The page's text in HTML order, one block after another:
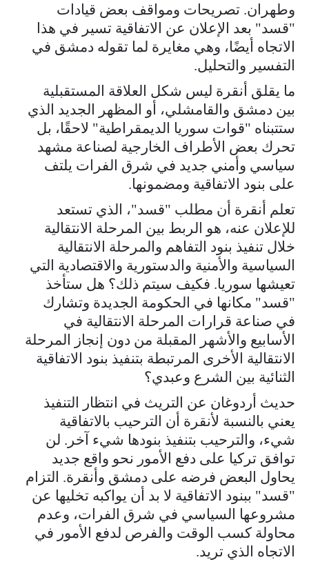
وطهران. تصريحات ومواقف بعض قيادات
"قسد" بعد الإعلان عن الاتفاقية تسير في هذا
الاتجاه أيضًا، وهي مغايرة لما تقوله دمشق في
التفسير والتحليل.
ما يقلق أنقرة ليس شكل العلاقة المستقبلية
بين دمشق والقامشلي، أو المظهر الجديد الذي
ستتبناه "قوات سوريا الديمقراطية" لاحقًا، بل
تحرك بعض الأطراف الخارجية لصناعة مشهد
سياسي وأمني جديد في شرق الفرات يلتف
على بنود الاتفاقية ومضمونها.
تعلم أنقرة أن مطلب "قسد"، الذي تستعد
للإعلان عنه، هو الربط بين المرحلة الانتقالية
خلال تنفيذ بنود التفاهم والمرحلة الانتقالية
السياسية والأمنية والدستورية والاقتصادية التي
تعيشها سوريا. فكيف سيتم ذلك؟ هل ستأخذ
"قسد" مكانها في الحكومة الجديدة وتشارك
في صناعة قرارات المرحلة الانتقالية في
الأسابيع والأشهر المقبلة من دون إنجاز المرحلة
الانتقالية الأخرى المرتبطة بتنفيذ بنود الاتفاقية
الثنائية بين الشرع وعبدي؟
حديث أردوغان عن التريث في انتظار التنفيذ
يعني بالنسبة لأنقرة أن الترحيب بالاتفاقية
شيء، والترحيب بتنفيذ بنودها شيء آخر. لن
توافق تركيا على دفع الأمور نحو واقع جديد
يحاول البعض فرضه على دمشق وأنقرة. التزام
"قسد" ببنود الاتفاقية لا بد أن يواكبه تخليها عن
مشروعها السياسي في شرق الفرات، وعدم
محاولة كسب الوقت والفرص لدفع الأمور في
الاتجاه الذي تريد.